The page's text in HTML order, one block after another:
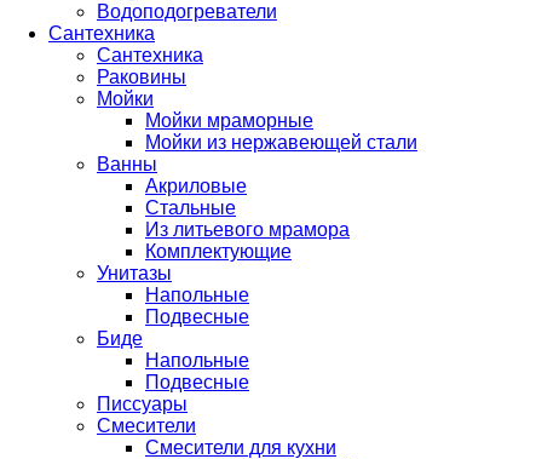
Водоподогреватели
Сантехника
Сантехника
Раковины
Мойки
Мойки мраморные
Мойки из нержавеющей стали
Ванны
Акриловые
Стальные
Из литьевого мрамора
Комплектующие
Унитазы
Напольные
Подвесные
Биде
Напольные
Подвесные
Писсуары
Смесители
Смесители для кухни